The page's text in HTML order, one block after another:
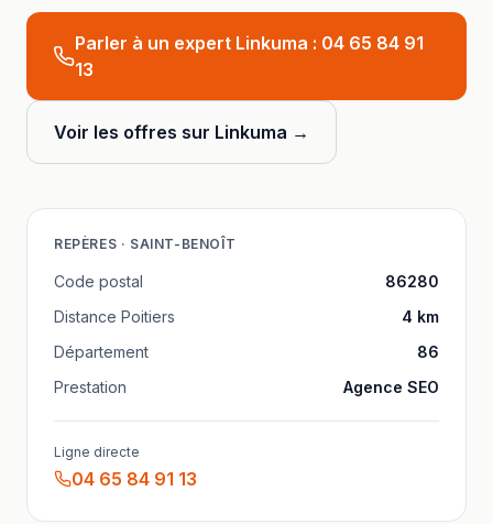
Parler à un expert Linkuma : 04 65 84 91
13
Voir les offres sur Linkuma →
REPÈRES · SAINT-BENOÎT
Code postal
86280
Distance Poitiers 4 km
Département
86
Prestation
Agence SEO
Ligne directe
04 65 84 91 13